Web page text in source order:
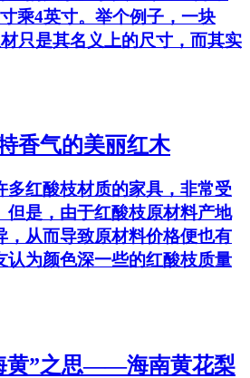
乘4英寸。举个例子，一块
只是其名义上的尺寸，而其实
香气的美丽红木
多红酸枝材质的家具，非常受
但是，由于红酸枝原材料产地
，从而导致原材料价格便也有
认为颜色深一些的红酸枝质量
黄”之思——海南黄花梨